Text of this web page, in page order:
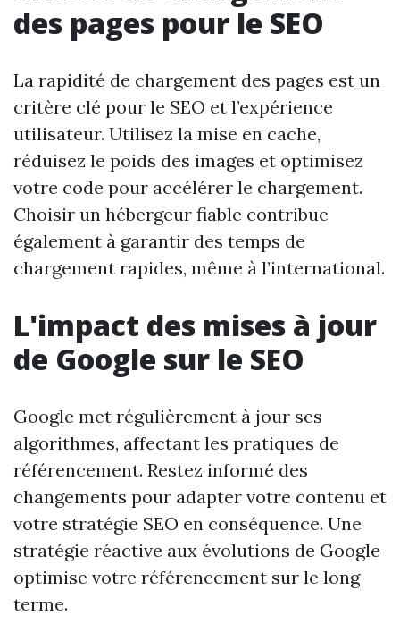
des pages pour le SEO
La rapidité de chargement des pages est un
critère clé pour le SEO et l’expérience
utilisateur. Utilisez la mise en cache,
réduisez le poids des images et optimisez
votre code pour accélérer le chargement.
Choisir un hébergeur fiable contribue
également à garantir des temps de
chargement rapides, même à l’international.
L'impact des mises à jour
de Google sur le SEO
Google met régulièrement à jour ses
algorithmes, affectant les pratiques de
référencement. Restez informé des
changements pour adapter votre contenu et
votre stratégie SEO en conséquence. Une
stratégie réactive aux évolutions de Google
optimise votre référencement sur le long
terme.